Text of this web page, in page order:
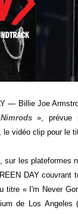
— Billie Joe
Nimrods », prévue
le vidéo clip pour le
les plateformes
DAY
titre « I'm Never
de Los